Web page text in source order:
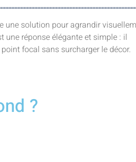
une solution pour agrandir
une réponse élégante et simple : il
focal sans surcharger le décor.
?